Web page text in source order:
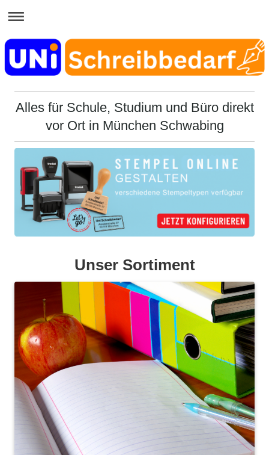
Alles für Schule, Studium und Büro direkt
vor Ort in München Schwabing
Unser Sortiment